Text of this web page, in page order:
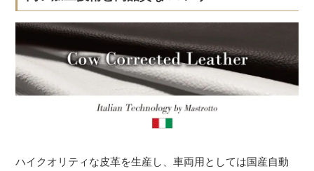
ハイクオリティな皮革を生産し、車両用としては国産自動